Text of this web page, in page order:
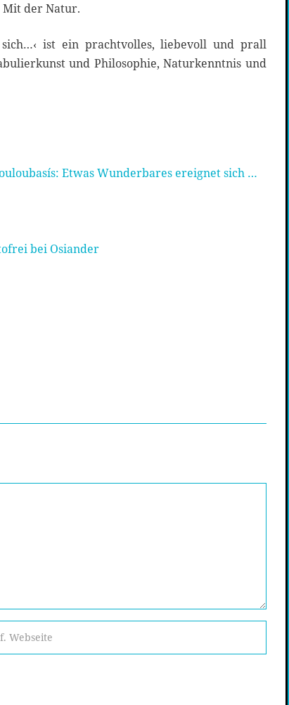
Mit der Natur.
sich…‹ ist ein prachtvolles, liebevoll und prall
und Philosophie, Naturkenntnis und
Etwas Wunderbares ereignet sich …
bei Osiander